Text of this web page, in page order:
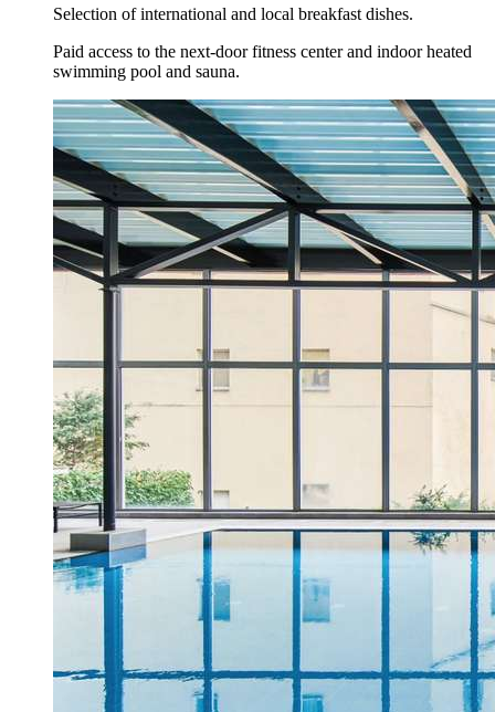
Selection of international and local breakfast dishes.
Paid access to the next-door fitness center and indoor heated
swimming pool and sauna.